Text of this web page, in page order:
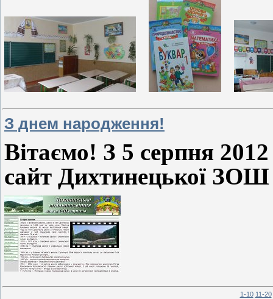
З днем народження!
Вітаємо! З 5 серпня
сайт Дихтинецької ЗОШ
1-10 11-20